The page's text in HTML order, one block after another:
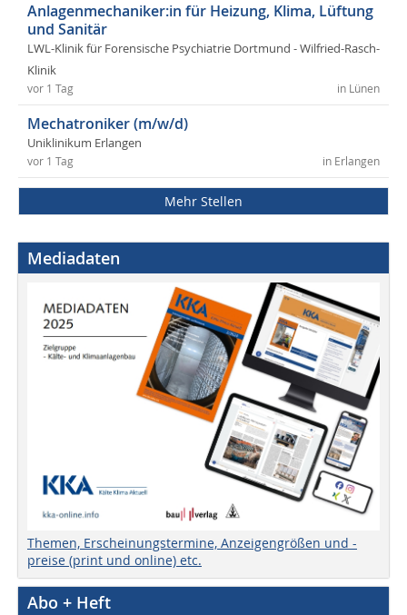
Anlagenmechaniker:in für Heizung, Klima, Lüftung
und Sanitär
LWL-Klinik für Forensische Psychiatrie Dortmund - Wilfried-Rasch-
Klinik
in Lünen
vor 1 Tag
Mechatroniker (m/w/d)
Uniklinikum Erlangen
in Erlangen
vor 1 Tag
Mehr Stellen
Mediadaten
Themen, Erscheinungstermine, Anzeigengrößen und -
preise (print und online) etc.
Abo + Heft